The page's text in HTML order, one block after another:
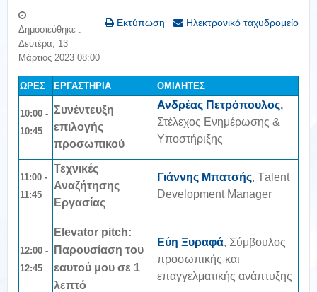
Εκτύπωση Ηλεκτρονικό ταχυδρομείο
Δημοσιεύθηκε :
Δευτέρα, 13
Μάρτιος 2023 08:00
ΩΡΕΣ ΕΡΓΑΣΤΗΡΙΑ ΟΜΙΛΗΤΕΣ
10:00 -
10:45
Συνέντευξη
επιλογής
προσωπικού
Ανδρέας Πετρόπουλος,
Στέλεχος Ενημέρωσης &
Υποστήριξης
11:00 -
11:45
Τεχνικές
Αναζήτησης
Εργασίας
Γιάννης Μπατσής, Τalent
Development Manager
12:00 -
12:45
Elevator pitch:
Παρουσίαση του
εαυτού μου σε 1
λεπτό
Εύη Ξυραφά, Σύμβουλος
προσωπικής και
επαγγελματικής ανάπτυξης